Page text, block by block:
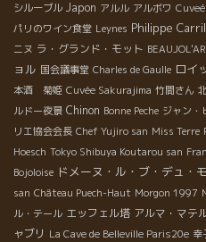
シルーブル Japon アルル アルボワ
パリのワイン食堂 Leynes Philippe
ニヌ ラ・グランド・モット
ョル 国会議事堂 Charles de Gaulle ロイ
本酒 菊姫 Cuvée Sakurajima 竹間さん
ルドー夜景 Chinon Bonne Peche ジャン・
リエ協会会長 Chef Yujiro san Miss Terre
Hoesch Tokyo Shibuya Koutarou san
Bojoloise ドメーヌ・ル・ブ・デュ・
san Château Puech-Haut Morgon 1997
ル・テール エッフェル塔 アルマ・マテ
ャブリ La Cave de Belleville Paris20e 幸